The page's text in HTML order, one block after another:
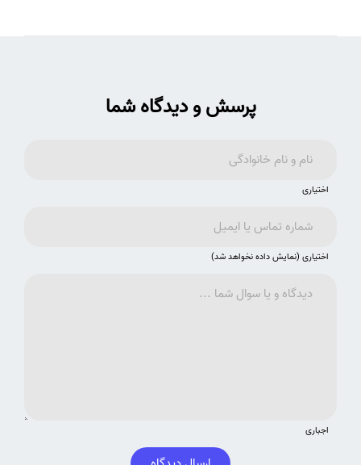
پرسش و دیدگاه شما
اختیاری
اختیاری (نمایش داده نخواهد شد)
اجباری